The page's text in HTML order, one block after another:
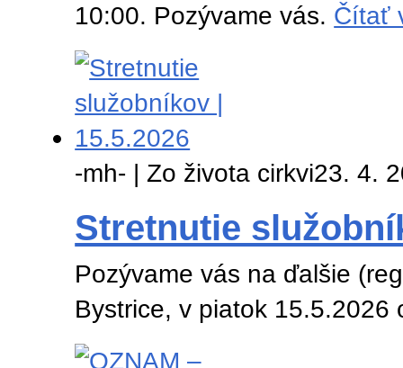
10:00. Pozývame vás. Čítať
-mh- | Zo života cirkvi23. 4.
Stretnutie
Pozývame vás na ďalšie
Bystrice, v piatok